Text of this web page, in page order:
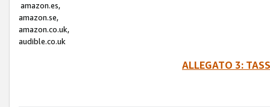
amazon.es,
amazon.se,
amazon.co.uk,
audible.co.uk
ALLEGATO 3: